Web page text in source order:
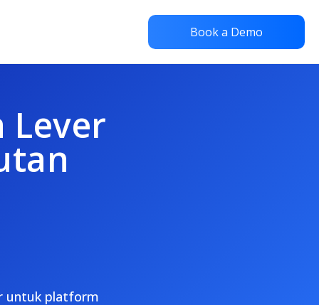
Book a Demo
untuk platform